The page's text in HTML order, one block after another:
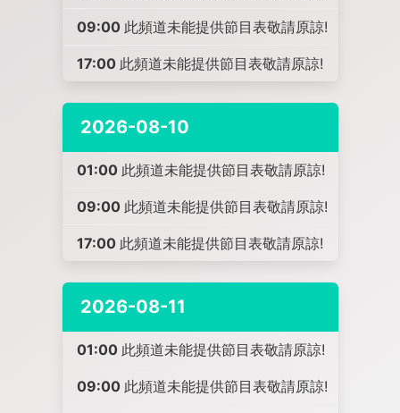
09:00 此頻道未能提供節目表敬請原諒!
17:00 此頻道未能提供節目表敬請原諒!
2026-08-10
01:00 此頻道未能提供節目表敬請原諒!
09:00 此頻道未能提供節目表敬請原諒!
17:00 此頻道未能提供節目表敬請原諒!
2026-08-11
01:00 此頻道未能提供節目表敬請原諒!
09:00 此頻道未能提供節目表敬請原諒!